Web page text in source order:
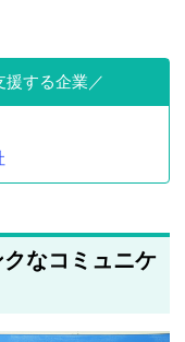
援する企業
なコミュニケ